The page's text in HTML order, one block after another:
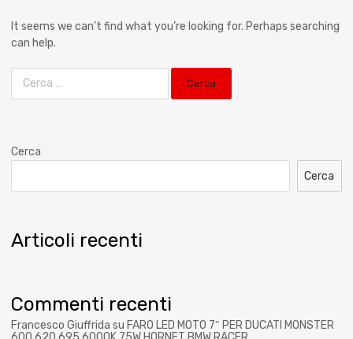
It seems we can’t find what you’re looking for. Perhaps searching
can help.
Cerca
Cerca
Articoli recenti
Commenti recenti
Francesco Giuffrida su FARO LED MOTO 7″ PER DUCATI MONSTER